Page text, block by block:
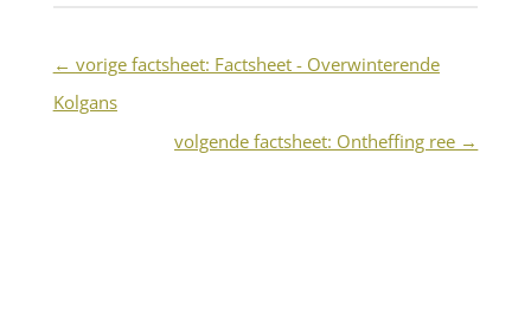
← vorige factsheet: Factsheet - Overwinterende
Kolgans
volgende factsheet: Ontheffing ree →